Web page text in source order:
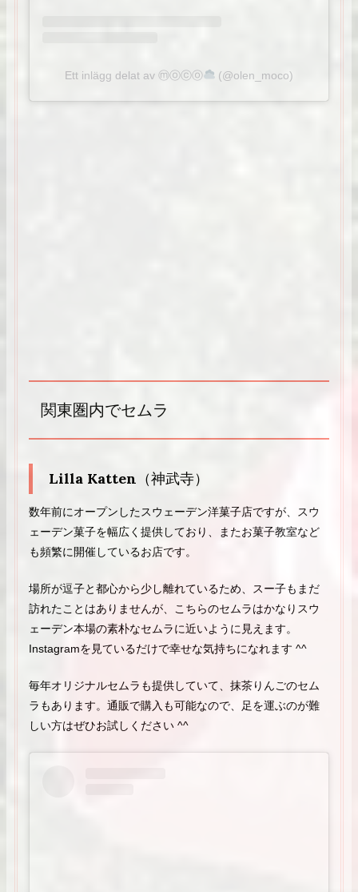
Ett inlägg delat av ⓜⓞⓒⓞ (@olen_moco)
関東圏内でセムラ
Lilla Katten （神武寺）
数年前にオープンしたスウェーデン洋菓子店ですが、スウ
ェーデン菓子を幅広く提供しており、またお菓子教室など
も頻繁に開催しているお店です。
場所が逗子と都心から少し離れているため、スー子もまだ
訪れたことはありませんが、こちらのセムラはかなりスウ
ェーデン本場の素朴なセムラに近いように見えます。
Instagramを見ているだけで幸せな気持ちになれます ^^
毎年オリジナルセムラも提供していて、抹茶りんごのセム
ラもあります。通販で購入も可能なので、足を運ぶのが難
しい方はぜひお試しください ^^